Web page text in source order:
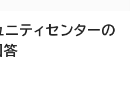
ティセンターの
答